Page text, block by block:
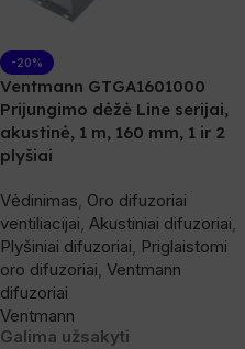
-20%
Ventmann GTGA1601000
Prijungimo dėžė Line serijai,
akustinė, 1 m, 160 mm, 1 ir 2
plyšiai
Vėdinimas, Oro difuzoriai
ventiliacijai, Akustiniai difuzoriai,
Plyšiniai difuzoriai, Priglaistomi
oro difuzoriai, Ventmann
difuzoriai
Ventmann
Galima užsakyti